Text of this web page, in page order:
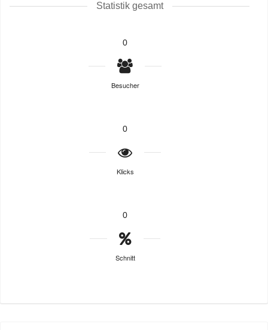
Statistik gesamt
0
Besucher
0
Klicks
0
Schnitt